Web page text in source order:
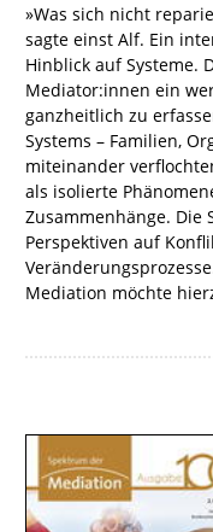
»Was sich nicht
sagte einst Alf. Ein
Hinblick auf Systeme.
Mediator:innen ein
ganzheitlich zu
Systems – Familien,
miteinander
als isolierte
Zusammenhänge. Die
Perspektiven auf
Mediation möchte